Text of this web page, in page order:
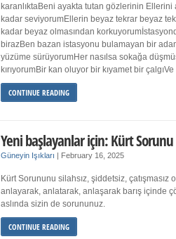
karanlıktaBeni ayakta tutan gözlerinin Ellerini
kadar seviyorumEllerin beyaz tekrar beyaz
kadar beyaz olmasından
birazBen bazan istasyonu bulamayan bir
yüzüme sürüyorumHer nasılsa sokağa
kırıyorumBir kan oluyor bir kıyamet bir
CONTINUE READING
Yeni başlayanlar için: Kürt
Güneyin Işıkları February 16, 2025
Kürt Sorununu silahsız, şiddetsiz,
anlayarak, anlatarak, anlaşarak barış içinde
aslında sizin de sorununuz.
CONTINUE READING